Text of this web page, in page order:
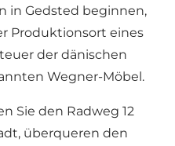
in Gedsted beginnen,
Produktionsort eines
der dänischen
Wegner-Möbel.
Sie den Radweg 12
überqueren den